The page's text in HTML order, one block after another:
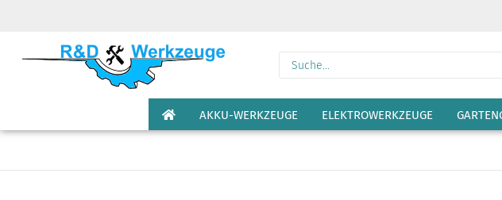
AKKU-WERKZEUGE ELEKTROWERKZEUGE